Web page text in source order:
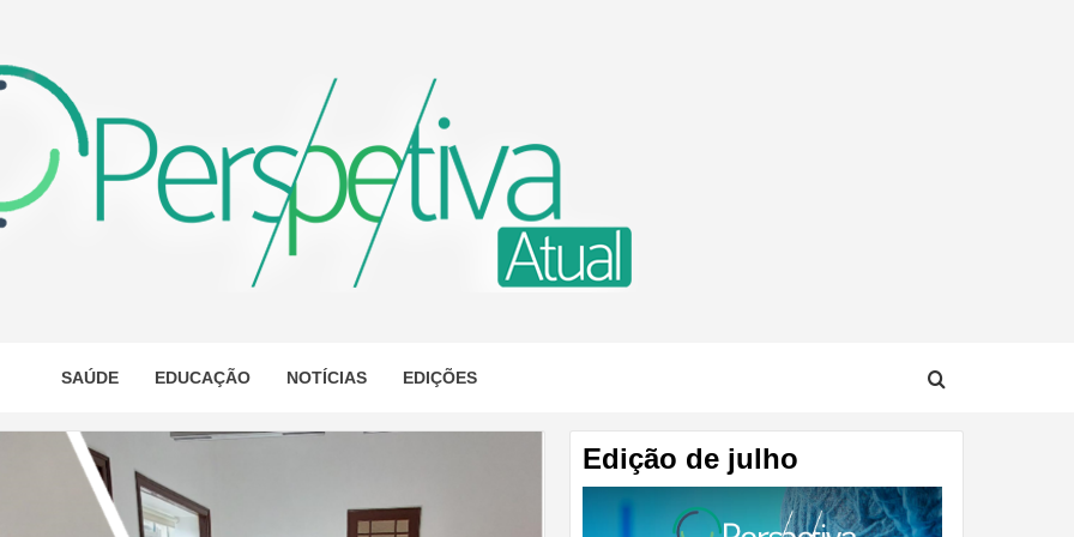
ATUAL
SAÚDE EDUCAÇÃO NOTÍCIAS EDIÇÕES
Edição de julho